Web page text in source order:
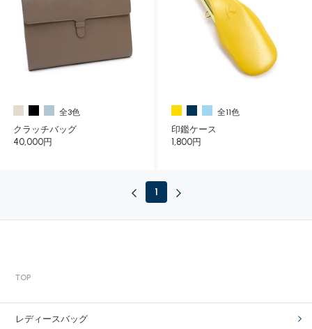
全3色
クラッチバッグ
40,000円
全11色
印鑑ケース
1,800円
1
TOP
レディースバッグ